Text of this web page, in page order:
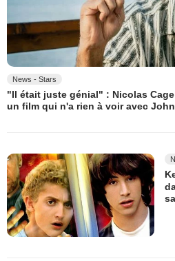
News - Stars
"Il était juste génial" : Nicolas
un film qui n'a rien à voir avec